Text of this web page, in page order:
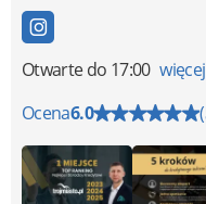
Otwartedo 17:00 więcej
Ocena6.0 (